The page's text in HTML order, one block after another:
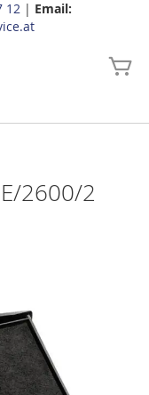
12| Email:
2600/2